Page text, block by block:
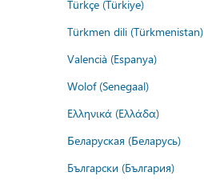
Türkçe (Türkiye)
Türkmen dili (Türkmenistan)
Valencià (Espanya)
Wolof (Senegaal)
Ελληνικά (Ελλάδα)
Беларуская (Беларусь)
Български (България)